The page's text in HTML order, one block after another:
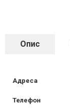
Опис
Адреса
Телефон